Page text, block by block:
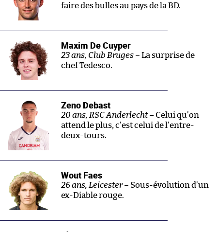
faire des bulles au pays de la BD.
Maxim De Cuyper
23 ans, Club Bruges – La surprise de
chef Tedesco.
Zeno Debast
20 ans, RSC Anderlecht– Celui qu’on
attend le plus, c’est celui de l’entre-
deux-tours.
Wout Faes
26 ans, Leicester – Sous-évolution d’un
ex-Diable rouge.